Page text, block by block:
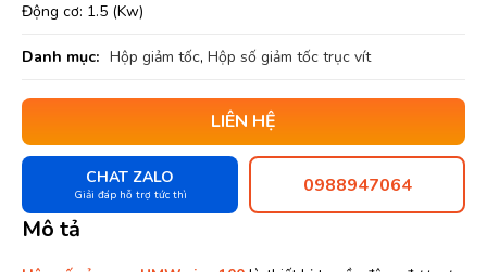
Động cơ: 1.5 (Kw)
Danh mục: Hộp giảm tốc, Hộp số giảm tốc trục vít
LIÊN HỆ
CHAT ZALO
Giải đáp hỗ trợ tức thì 0988947064
Mô tả